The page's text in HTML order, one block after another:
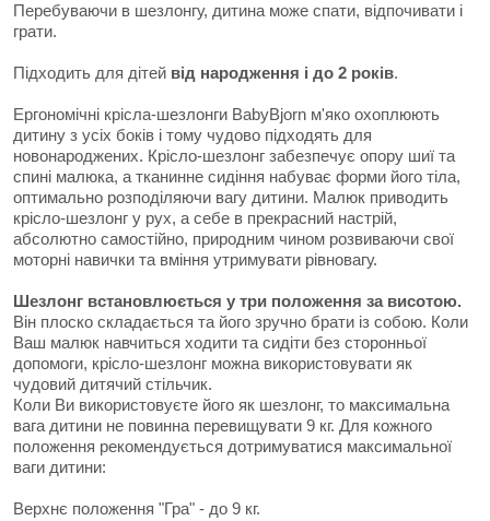
Перебуваючи в шезлонгу, дитина може спати, відпочивати і
грати.
Підходить для дітей від народження і до 2 років.
Ергономічні крісла-шезлонги BabyBjorn м'яко охоплюють
дитину з усіх боків і тому чудово підходять для
новонароджених. Крісло-шезлонг забезпечує опору шиї та
спині малюка, а тканинне сидіння набуває форми його тіла,
оптимально розподіляючи вагу дитини. Малюк приводить
крісло-шезлонг у рух, а себе в прекрасний настрій,
абсолютно самостійно, природним чином розвиваючи свої
моторні навички та вміння утримувати рівновагу.
Шезлонг встановлюється у три положення за висотою.
Він плоско складається та його зручно брати із собою. Коли
Ваш малюк навчиться ходити та сидіти без сторонньої
допомоги, крісло-шезлонг можна використовувати як
чудовий дитячий стільчик.
Коли Ви використовуєте його як шезлонг, то максимальна
вага дитини не повинна перевищувати 9 кг. Для кожного
положення рекомендується дотримуватися максимальної
ваги дитини:
Верхнє положення "Гра" - до 9 кг.